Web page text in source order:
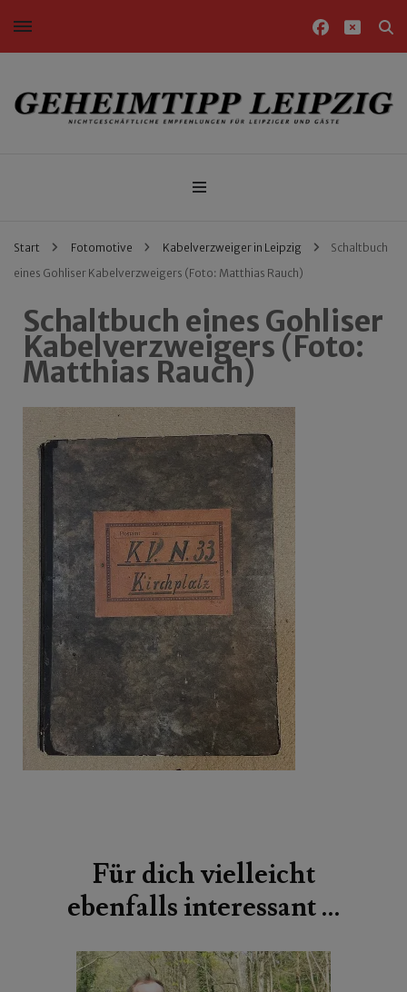
Nichtgeschäftliche Empfehlungen für Leipziger und Gäste
Start Fotomotive Kabelverzweiger in Leipzig
Schaltbuch
eines Gohliser Kabelverzweigers (Foto: Matthias Rauch)
Schaltbuch eines Gohliser
Kabelverzweigers (Foto:
Matthias Rauch)
Für dich vielleicht
ebenfalls interessant …